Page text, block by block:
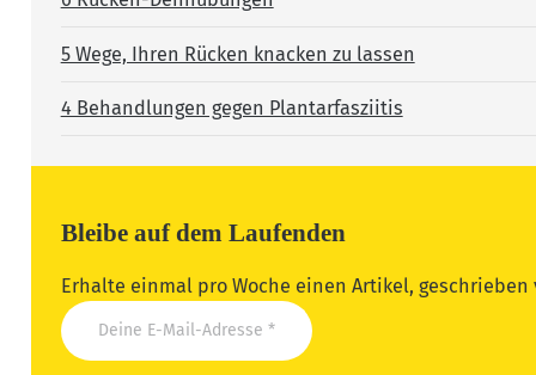
5 Wege, Ihren Rücken knacken zu lassen
4 Behandlungen gegen Plantarfasziitis
Bleibe auf dem Laufenden
Erhalte einmal pro Woche einen Artikel,